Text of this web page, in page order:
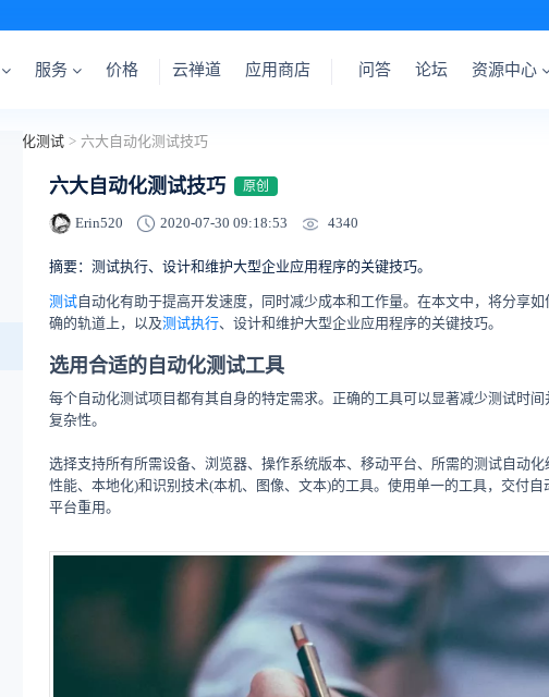
服务 价格 云禅道 应用商店 问答 论坛 资源中心
自动化测试 > 六大自动化测试技巧
六大自动化测试技巧 原创
Erin520 2020-07-30 09:18:53 4340
摘要：测试执行、设计和维护大型企业应用程序的关键技巧。
测试自动化有助于提高开发速度，同时减少成本和工作量。在本文中，将分享如
确的轨道上，以及测试执行、设计和维护大型企业应用程序的关键技巧。
选用合适的自动化测试工具
每个自动化测试项目都有其自身的特定需求。正确的工具可以显著减少测试时
复杂性。
选择支持所有所需设备、浏览器、操作系统版本、移动平台、所需的测试自动化
性能、本地化)和识别技术(本机、图像、文本)的工具。使用单一的工具，交付
平台重用。